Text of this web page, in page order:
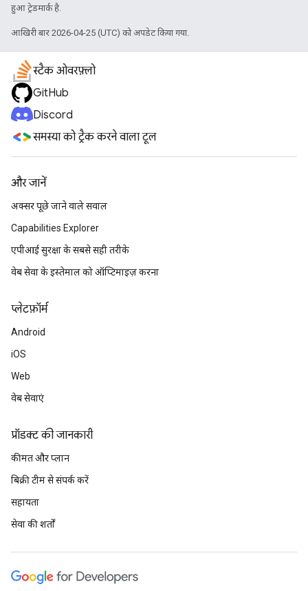
हुआ ट्रेडमार्क है.
आखिरी बार 2026-04-25 (UTC) को अपडेट किया गया.
स्टैक ओवरफ़्लो
GitHub
Discord
समस्या को ट्रैक करने वाला टूल
और जानें
अक्सर पूछे जाने वाले सवाल
Capabilities Explorer
एपीआई सुरक्षा के सबसे सही तरीके
वेब सेवा के इस्तेमाल को ऑप्टिमाइज़ करना
प्‍लेटफ़ॉर्म
Android
iOS
Web
वेब सेवाएं
प्रॉडक्ट की जानकारी
कीमत और प्लान
बिक्री टीम से संपर्क करें
सहायता
सेवा की शर्तों